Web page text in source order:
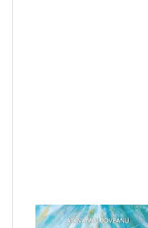
1 x DIETA MINTII